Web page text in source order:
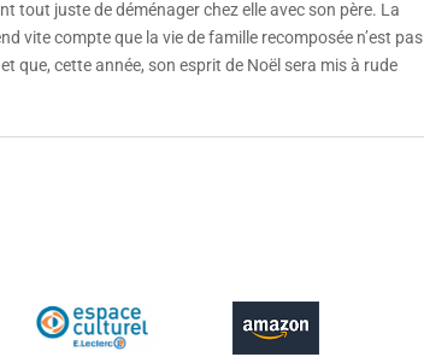
tout juste de déménager chez elle avec son père. La
vite compte que la vie de famille recomposée n’est pas
que, cette année, son esprit de Noël sera mis à rude